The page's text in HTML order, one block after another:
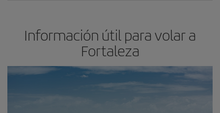
Información útil para volar a
Fortaleza